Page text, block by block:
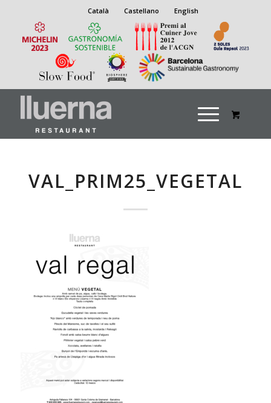
Català Castellano English
VAL_PRIM25_VEGETAL